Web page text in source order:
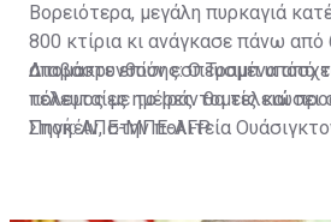
Βορειότερα, μεγάλη πυρκαγιά
800 κτίρια κι ανάγκασε πάνω από
απομακρυνθούν εσπευσμένα από
τελευταίες ημέρες τομείς και
Σποκέιν, στην πολιτεία
Διαβάστε επίσης:Ο Τραμπ
πόλεμος με το Ιράν θα τελειώσει
Πηγή: ΑΠΕ-ΜΠΕ-AFP